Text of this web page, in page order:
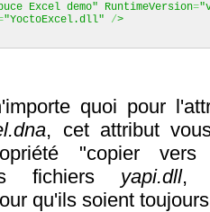
Excel demo" RuntimeVersion=
"YoctoExcel.dll" />
quoi pour
, cet attribut
"copier
fichiers yapi.dll
qu'ils soient